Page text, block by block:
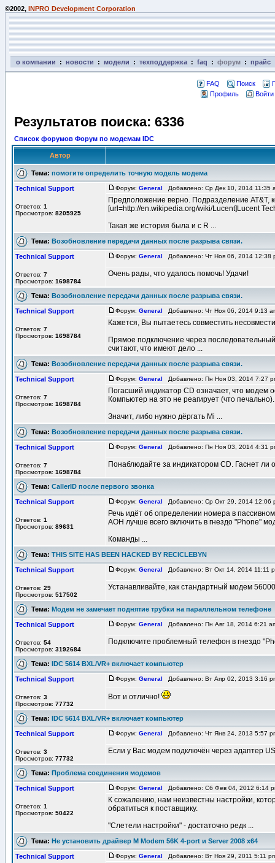
©2002, INPRO Development Corporation
о компании : новости : модели : техподдержка : faq : форум : прайс
FAQ Поиск
Профиль
Результатов поиска: 6336
Список форумов Форум по модемам IDC
Автор
Тема: помогите определить точную модель модема
Technical Support
Ответов: 1
Просмотров: 8205925
Форум: General Добавлено: Ср Дек 10, 2014
Предположение верно. Подразделение AT&T,
[url=http://en.wikipedia.org/wiki/Lucent]Lucent
Такая же история была и с R ...
Тема: Возобновление передачи данных после разрыва связи.
Technical Support
Ответов: 7
Просмотров: 1698784
Форум: General Добавлено: Чт Ноя 06, 2014
Очень рады, что удалось помочь! Удачи!
Тема: Возобновление передачи данных после разрыва связи.
Technical Support
Ответов: 7
Просмотров: 1698784
Форум: General Добавлено: Чт Ноя 06, 2014 9:13
Кажется, Вы пытаетесь совместить
Прямое подключение через
считают, что имеют дело ...
Тема: Возобновление передачи данных после разрыва связи.
Technical Support
Ответов: 7
Просмотров: 1698784
Форум: General Добавлено: Пн Ноя 03, 2014 7:27
Погасший индикатор CD означает, что модем
Компьютер на это не реагирует (что печально).
Значит, либо нужно дёргать Mi ...
Тема: Возобновление передачи данных после разрыва связи.
Technical Support
Ответов: 7
Просмотров: 1698784
Форум: General Добавлено: Пн Ноя 03, 2014 4:31
Понаблюдайте за индикатором CD. Гаснет ли
Тема: CallerID после первого звонка
Technical Support
Ответов: 1
Просмотров: 89631
Форум: General Добавлено: Ср Окт 29, 2014
Речь идёт об определении номера в
АОН лучше всего включить в гнездо "Phone"
Команды ...
Тема: THIS SITE HAS BEEN HACKED BY RECICLEBYN
Technical Support
Ответов: 29
Просмотров: 517502
Форум: General Добавлено: Вт Окт 14, 2014 11:11
Устанавливайте, как стандартный модем
Тема: Модем не замечает поднятие трубки на параллельном телефоне
Technical Support
Ответов: 54
Просмотров: 3192684
Форум: General Добавлено: Пн Авг 18, 2014 6:21
Подключите проблемный телефон в гнездо
Тема: IDC 5614 BXL/VR+ включает компьютер
Technical Support
Ответов: 3
Просмотров: 77732
Форум: General Добавлено: Вт Апр 02, 2013 3:16
Вот и отлично!
Тема: IDC 5614 BXL/VR+ включает компьютер
Technical Support
Ответов: 3
Просмотров: 77732
Форум: General Добавлено: Чт Янв 24, 2013 5:57
Если у Вас модем подключён через адаптер
Тема: Проблема соединения модемов
Technical Support
Ответов: 1
Просмотров: 50422
Форум: General Добавлено: Сб Фев 04, 2012 6:14
К сожалению, нам неизвестны настройки,
обратиться к поставщику.
"Слетели настройки" - достаточно редк ...
Тема: Не установить драйвер M Modem 56K 4-port и Server 2008 x64
Technical Support Форум: General Добавлено: Вт Ноя 29, 2011 5:11